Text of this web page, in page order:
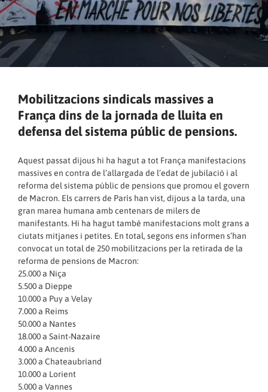
Mobilitzacions sindicals massives a
França dins de la jornada de lluita en
defensa del sistema públic de pensions.
Aquest passat dijous hi ha hagut a tot França manifestacions
massives en contra de l’allargada de l’edat de jubilació i al
reforma del sistema públic de pensions que promou el govern
de Macron. Els carrers de París han vist, dijous a la tarda, una
gran marea humana amb centenars de milers de
manifestants. Hi ha hagut també manifestacions molt grans a
ciutats mitjanes i petites. En total, segons ens informen s’han
convocat un total de 250 mobilitzacions per la retirada de la
reforma de pensions de Macron:
25.000 a Niça
5.500 a Dieppe
10.000 a Puy a Velay
7.000 a Reims
50.000 a Nantes
18.000 a Saint-Nazaire
4.000 a Ancenis
3.000 a Chateaubriand
10.000 a Lorient
5.000 a Vannes